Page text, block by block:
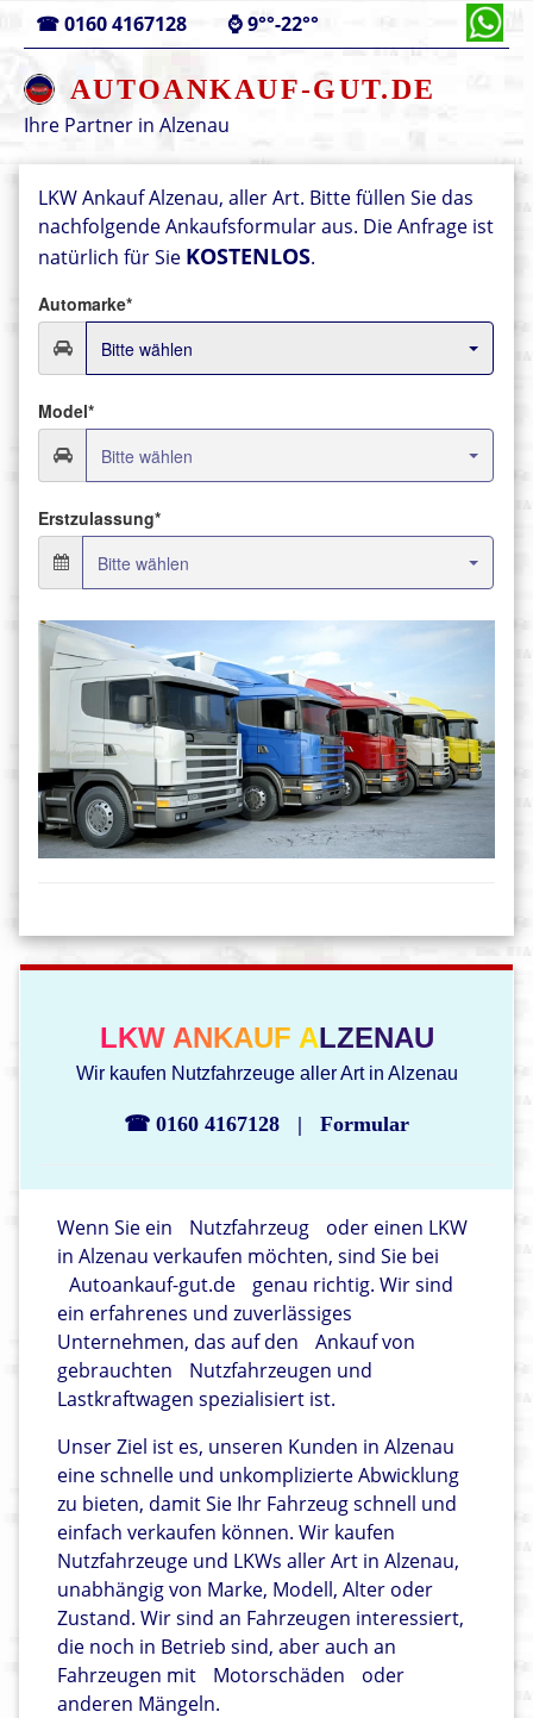
☎0160 4167128 ⌚9°°-22°°
AUTOANKAUF-GUT.DE
Ihre Partner in Alzenau
LKW Ankauf Alzenau, aller Art. Bitte füllen Sie das
nachfolgende Ankaufsformular aus. Die Anfrage ist
natürlich für Sie KOSTENLOS.
LKW ANKAUF ALZENAU
Wir kaufen Nutzfahrzeuge aller Art in Alzenau
☎ 0160 4167128 | Formular
Wenn Sie ein Nutzfahrzeug
oder einen LKW
in Alzenau verkaufen möchten, sind Sie bei
Autoankauf-gut.de
genau richtig. Wir sind
ein erfahrenes und zuverlässiges
Unternehmen, das auf den
Ankauf von
gebrauchten
Nutzfahrzeugen und
Lastkraftwagen spezialisiert ist.
Unser Ziel ist es, unseren Kunden in Alzenau
eine schnelle und unkomplizierte Abwicklung
zu bieten, damit Sie Ihr Fahrzeug schnell und
einfach verkaufen können. Wir kaufen
Nutzfahrzeuge und LKWs aller Art in Alzenau,
unabhängig von Marke, Modell, Alter oder
Zustand. Wir sind an Fahrzeugen interessiert,
die noch in Betrieb sind, aber auch an
Fahrzeugen mit
Motorschäden
oder
anderen Mängeln.